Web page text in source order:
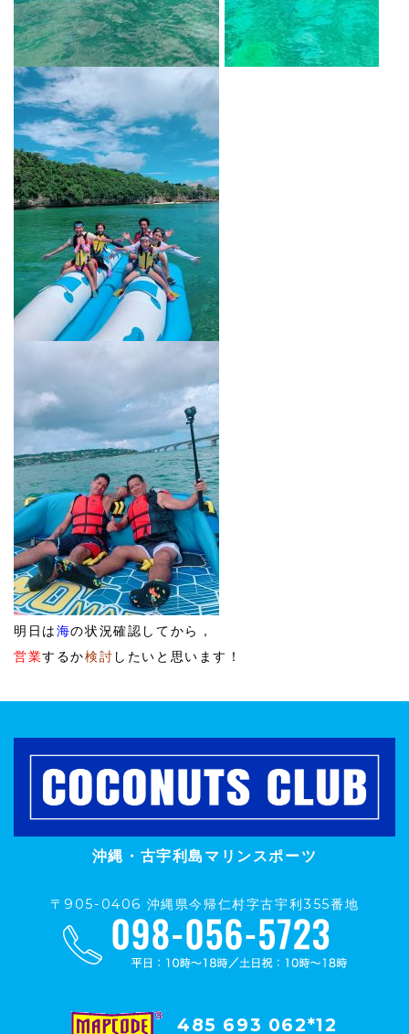
明日は海の状況確認してから，
営業するか検討 したいと思います！
沖縄・古宇利島マリンスポーツ
〒905-0406 沖縄県今帰仁村字古宇利355番地
485 693 062*12